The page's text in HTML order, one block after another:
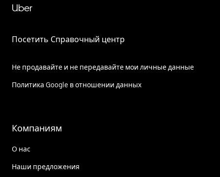
Uber
Посетить Справочный центр
Не продавайте и не передавайте мои личные данные
Политика Google в отношении данных
Компаниям
О нас
Наши предложения